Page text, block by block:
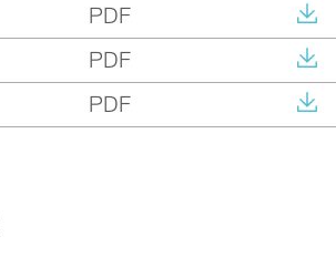
PDF
PDF
PDF